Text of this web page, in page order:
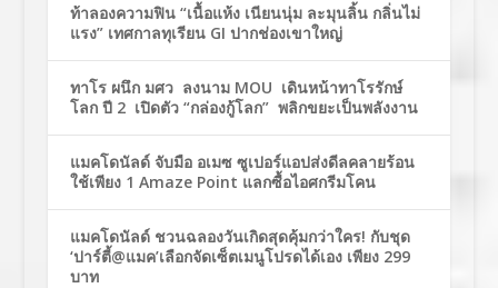
ท้าลองความฟิน “เนื้อแห้ง เนียนนุ่ม ละมุนลิ้น กลิ่นไม่
แรง” เทศกาลทุเรียน GI ปากช่องเขาใหญ่
ทาโร ผนึก มศว ลงนาม MOU เดินหน้าทาโรรักษ์
โลก ปี 2 เปิดตัว “กล่องกู้โลก” พลิกขยะเป็นพลังงาน
แมคโดนัลด์ จับมือ อเมซ ซูเปอร์แอปส่งดีลคลายร้อน
ใช้เพียง 1 Amaze Point แลกซื้อไอศกรีมโคน
แมคโดนัลด์ ชวนฉลองวันเกิดสุดคุ้มกว่าใคร! กับชุด
‘ปาร์ตี้@แมค’เลือกจัดเซ็ตเมนูโปรดได้เอง เพียง 299
บาท